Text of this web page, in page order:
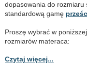
dopasowania do rozmiaru
standardową gamę
Proszę wybrać w
rozmiarów materaca:
Czytaj więcej...